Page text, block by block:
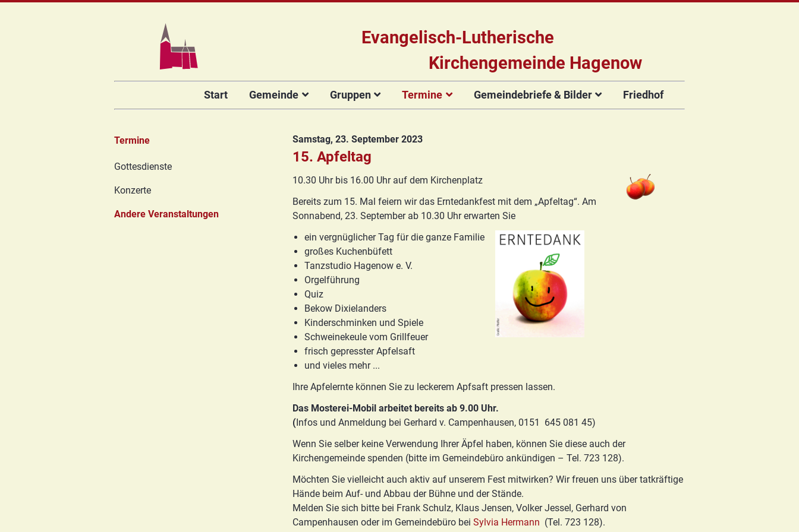
Evangelisch-Lutherische
Kirchengemeinde Hagenow
überspringen
Start Gemeinde
Das Team
Hauptamtliche
Kirchengemeinderat
Vorstellung der
Kandidat(inn)en
Stiftung Regenbogen
Glocken für Hagenow
Rückblick
Prävention
Praeventionsbroschüre
Basis/Schutzkonzept
Gruppen
Für Kinder
Kinderkirche
Konfirmanden
Collegium
musicum
Frauenkreis
Blaues Kreuz
Kirchenmusik
Posaunenchor
Collegium
musicum
Freundeskreis
Blaues Kreuz
Zirkusgruppe
Konfirmanden
Termine
Gottesdienste Konzerte
Flyer der
Gemeindebriefe & Bilder
Gemeindebriefe
Friedhof
Samstag, 23. September 2023
15. Apfeltag
10.30 Uhr bis 16.00 Uhr auf dem Kirchenplatz
Bereits zum 15. Mal feiern wir das Erntedankfest mit dem „Apfeltag“. Am
Sonnabend, 23. September ab 10.30 Uhr erwarten Sie
ein vergnüglicher Tag für die ganze Familie
großes Kuchenbüfett
Tanzstudio Hagenow e. V.
Orgelführung
Quiz
Bekow Dixielanders
Kinderschminken und Spiele
Schweinekeule vom Grillfeuer
frisch gepresster Apfelsaft
und vieles mehr ...
Ihre Apfelernte können Sie zu leckerem Apfsaft pressen lassen.
Das Mosterei-Mobil arbeitet bereits ab 9.00 Uhr.
(Infos und Anmeldung bei Gerhard v. Campenhausen, 0151 645 081 45)
Wenn Sie selber keine Verwendung Ihrer Äpfel haben, können Sie diese auch der
Kirchengemeinde spenden (bitte im Gemeindebüro ankündigen – Tel. 723 128).
Möchten Sie vielleicht auch aktiv auf unserem Fest mitwirken? Wir freuen uns über tatkräftige
Hände beim Auf- und Abbau der Bühne und der Stände.
Melden Sie sich bitte bei Frank Schulz, Klaus Jensen, Volker Jessel, Gerhard von
Campenhausen oder im Gemeindebüro bei Sylvia Hermann (Tel. 723 128).
Termine
Navigation
Gottesdienste
Konzerte
Andere Veranstaltungen